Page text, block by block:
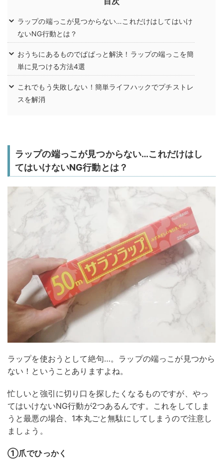
ラップの端っこが見つからない…これだけはしてはいけ
ないNG行動とは？
おうちにあるものでぱぱっと解決！ラップの端っこを簡
単に見つける方法4選
これでもう失敗しない！簡単ライフハックでプチストレ
スを解消
ラップの端っこが見つからない…これだけはし
てはいけないNG行動とは？
ラップを使おうとして絶句…。ラップの端っこが見つから
ない！ということありますよね。
忙しいと強引に切り口を探したくなるものですが、やっ
てはいけないNG行動が2つあるんです。これをしてしま
うと最悪の場合、1本丸ごと無駄にしてしまうので注意し
ましょう。
①爪でひっかく